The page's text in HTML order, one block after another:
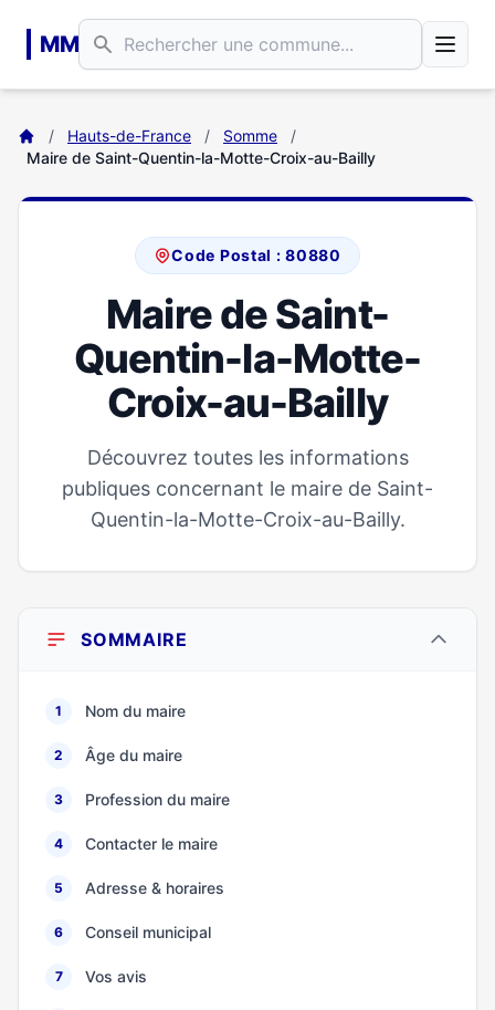
MM
/ Hauts-de-France / Somme
/
Maire de Saint-Quentin-la-Motte-Croix-au-Bailly
Code Postal : 80880
Maire de Saint-
Quentin-la-Motte-
Croix-au-Bailly
Découvrez toutes les informations
publiques concernant le maire de Saint-
Quentin-la-Motte-Croix-au-Bailly.
SOMMAIRE
1 Nom du maire
2 Âge du maire
3 Profession du maire
4 Contacter le maire
5 Adresse & horaires
6 Conseil municipal
7 Vos avis